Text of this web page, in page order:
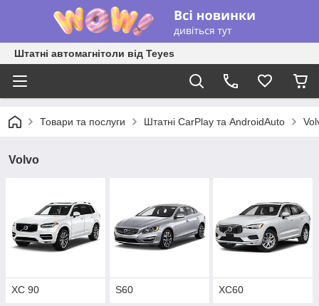
Штатні автомагнітоли від Teyes
Товари та послуги Штатні CarPlay та AndroidAuto
Volvo
XC 90 S60 XC60